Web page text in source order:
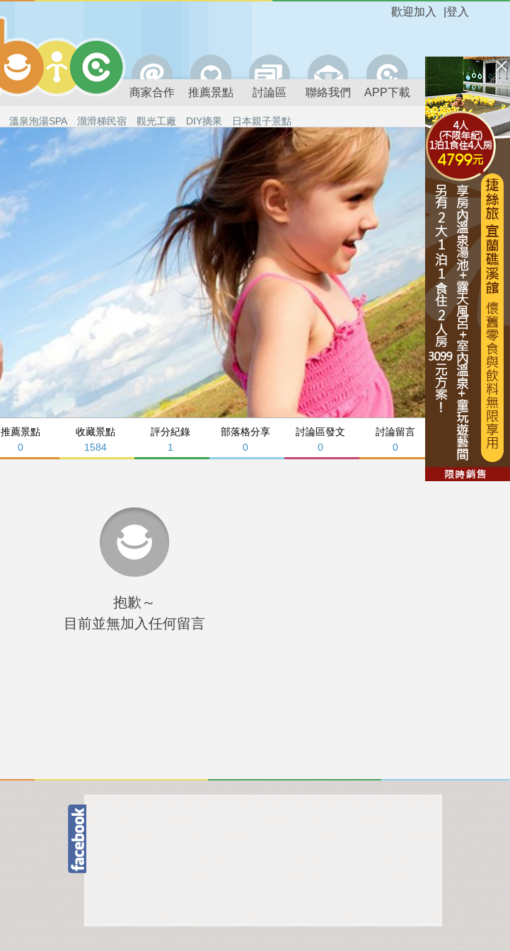
登入
歡迎加入
商家合作 推薦景點 討論區 聯絡我們 APP下載
溫泉泡湯SPA 溜滑梯民宿 觀光工廠 DIY摘果 日本親子景點
推薦景點
0
收藏景點
1584
評分紀錄
1
部落格分享
0
討論區發文
0
討論留言
0
抱歉～
目前並無加入任何留言